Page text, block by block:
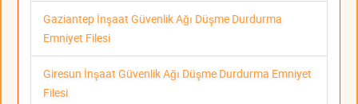
Gaziantep İnşaat Güvenlik Ağı Düşme Durdurma
Emniyet Filesi
Giresun İnşaat Güvenlik Ağı Düşme Durdurma Emniyet
Filesi